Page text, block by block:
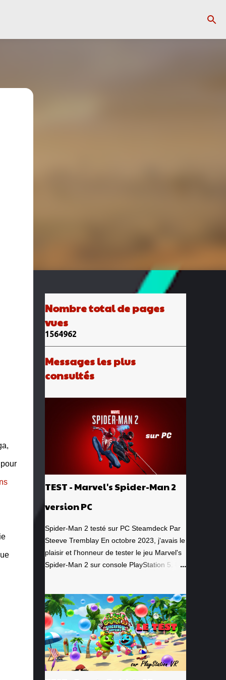
Nombre total de pages
vues
1564962
Messages les plus
consultés
TEST - Marvel's Spider-Man 2
version PC
Spider-Man 2 testé sur PC Steamdeck Par
Steeve Tremblay En octobre 2023, j'avais le
plaisir et l'honneur de tester le jeu Marvel's
Spider-Man 2 sur console PlayStation 5. Un
épique. À quel point j'avais apprécié mon
expérience? Je lui avais donné la
spectaculaire note de 10/10. Pour revoir
mon test, c'est par ici . Lorsque PlayStation
Canada nous a contacté il y a deux
semaines pour faire le test de la version PC,